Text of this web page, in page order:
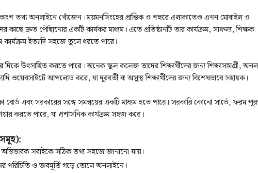
তথ্য অনলাইনে খোঁজেন। ময়মনসিংহের প্রান্তিক ও শহুরে এলাকাতেও এখন মোবাইল ও
দ্রুত পৌঁছানোর একটি কার্যকর মাধ্যম। এতে প্রতিষ্ঠানটি তার কার্যক্রম, সাফল্য, শিক্ষক
ইত্যাদি সহজে তুলে ধরতে পারে।
দিকে উৎসাহিত করতে পারে। অনেক স্কুল কলেজ তাদের শিক্ষার্থীদের জন্য শিক্ষাসামগ্রী,
ওয়েবসাইটে আপলোড করে, যা দূরবর্তী বা অসুস্থ শিক্ষার্থীদের জন্য বিশেষভাবে সহায়ক।
বোর্ড এবং সরকারের সঙ্গে সমন্বয়ের একটি মাধ্যম হতে পারে। সরকারি কোনো সার্ভে, ফরম
করতে পারে, যা প্রশাসনিক কার্যক্রম সহজ করে।
অভিভাবক সবাইকে সঠিক তথ্য সহজে জানানো যায়।
পরিচিতি ও ভাবমূর্তি গড়ে তোলে অনলাইনে।